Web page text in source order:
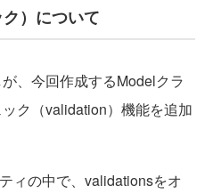
）について
、今回作成するModelクラ
ク（validation）機能を追加
ィの中で、validationsをオ